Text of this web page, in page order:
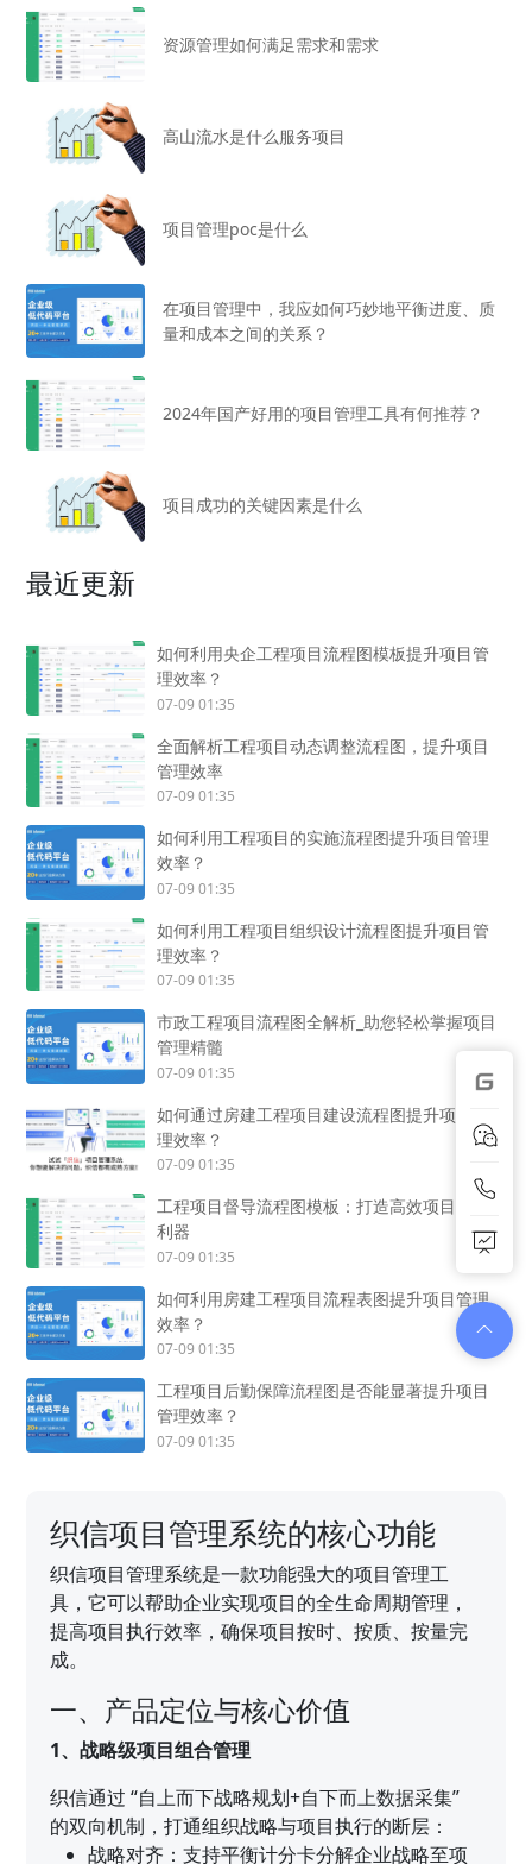
资源管理如何满足需求和需求
高山流水是什么服务项目
项目管理poc是什么
在项目管理中，我应如何巧妙地平衡进度、质
量和成本之间的关系？
2024年国产好用的项目管理工具有何推荐？
项目成功的关键因素是什么
最近更新
如何利用央企工程项目流程图模板提升项目管
理效率？
07-09 01:35
全面解析工程项目动态调整流程图，提升项目
管理效率
07-09 01:35
如何利用工程项目的实施流程图提升项目管理
效率？
07-09 01:35
如何利用工程项目组织设计流程图提升项目管
理效率？
07-09 01:35
市政工程项目流程图全解析_助您轻松掌握项目
管理精髓
07-09 01:35
如何通过房建工程项目建设流程图提升项目管
理效率？
07-09 01:35
工程项目督导流程图模板：打造高效项目管理
利器
07-09 01:35
如何利用房建工程项目流程表图提升项目管理
效率？
07-09 01:35
工程项目后勤保障流程图是否能显著提升项目
管理效率？
07-09 01:35
织信项目管理系统的核心功能
织信项目管理系统是一款功能强大的项目管理工
具，它可以帮助企业实现项目的全生命周期管理，
提高项目执行效率，确保项目按时、按质、按量完
成。
一、产品定位与核心价值
1、战略级项目组合管理
织信通过 “自上而下战略规划+自下而上数据采集”
的双向机制，打通组织战略与项目执行的断层：
战略对齐：支持平衡计分卡分解企业战略至项